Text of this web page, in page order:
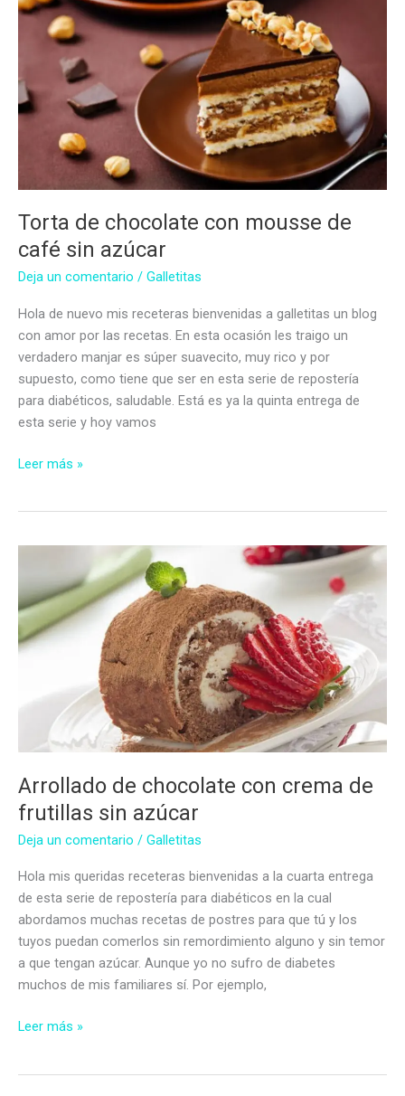
pasas
Torta de chocolate con mousse de
café sin azúcar
Deja un comentario / Galletitas
Hola de nuevo mis receteras bienvenidas a galletitas un blog
con amor por las recetas. En esta ocasión les traigo un
verdadero manjar es súper suavecito, muy rico y por
supuesto, como tiene que ser en esta serie de repostería
para diabéticos, saludable. Está es ya la quinta entrega de
esta serie y hoy vamos
Torta
mousse
café
sin
azúcar
Leer más »
Arrollado de chocolate con crema de
frutillas sin azúcar
Deja un comentario / Galletitas
Hola mis queridas receteras bienvenidas a la cuarta entrega
de esta serie de repostería para diabéticos en la cual
abordamos muchas recetas de postres para que tú y los
tuyos puedan comerlos sin remordimiento alguno y sin temor
a que tengan azúcar. Aunque yo no sufro de diabetes
muchos de mis familiares sí. Por ejemplo,
Arrollado
Leer más »